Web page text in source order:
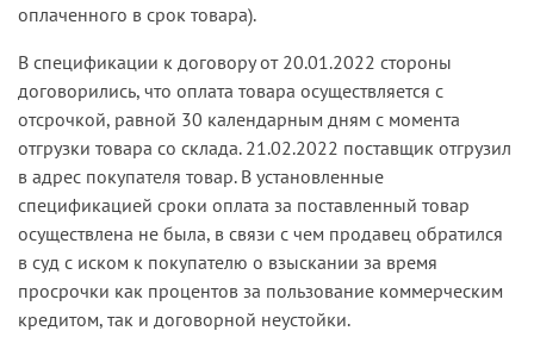
оплаченного в срок товара).
В спецификации к договору от 20.01.2022 стороны
договорились, что оплата товара осуществляется с
отсрочкой, равной 30 календарным дням с момента
отгрузки товара со склада. 21.02.2022 поставщик отгрузил
в адрес покупателя товар. В установленные
спецификацией сроки оплата за поставленный товар
осуществлена не была, в связи с чем продавец обратился
в суд с иском к покупателю о взыскании за время
просрочки как процентов за пользование коммерческим
кредитом, так и договорной неустойки.